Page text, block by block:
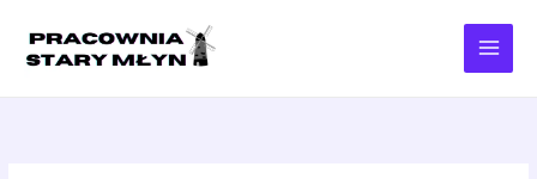
treści